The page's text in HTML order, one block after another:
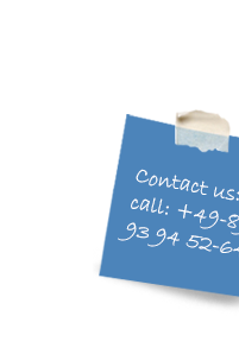
g
a
t
o